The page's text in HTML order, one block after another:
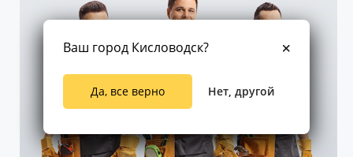
Ваш город Кисловодск?
Да, все верно Нет, другой